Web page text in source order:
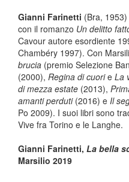
Gianni Farinetti (Bra,
con il romanzo Un delitto
Cavour autore esordiente
Chambéry 1997). Con
brucia (premio Selezione
(2000), Regina di cuorie La
di mezza estate (2013),
amanti perduti (2016) e Il
Po 2009). I suoi libri sono
Vive fra Torino e le Langhe.
Gianni Farinetti, La bella
Marsilio 2019